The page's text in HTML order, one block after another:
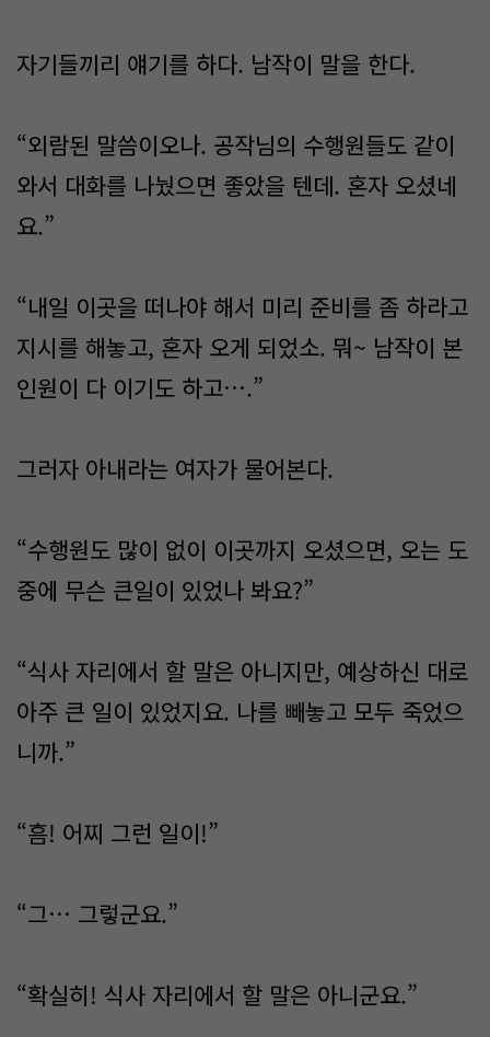
자기들끼리 얘기를 하다. 남작이 말을 한다.
“외람된 말씀이오나. 공작님의 수행원들도 같이
와서 대화를 나눴으면 좋았을 텐데. 혼자 오셨네
요.”
“내일 이곳을 떠나야 해서 미리 준비를 좀 하라고
지시를 해놓고, 혼자 오게 되었소. 뭐~ 남작이 본
인원이 다 이기도 하고….”
그러자 아내라는 여자가 물어본다.
“수행원도 많이 없이 이곳까지 오셨으면, 오는 도
중에 무슨 큰일이 있었나 봐요?”
“식사 자리에서 할 말은 아니지만, 예상하신 대로
아주 큰 일이 있었지요. 나를 빼놓고 모두 죽었으
니까.”
“흠! 어찌 그런 일이!”
“그… 그렇군요.”
“확실히! 식사 자리에서 할 말은 아니군요.”